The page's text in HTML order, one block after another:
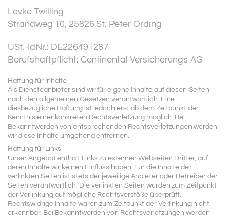
Levke Twilling
Strandweg 10, 25826 St. Peter-Ording
USt.-IdNr.: DE226491287
Berufshaftpflicht: Continental Versicherungs AG
Haftung für Inhalte
Als Diensteanbieter sind wir für eigene Inhalte auf diesen Seiten
nach den allgemeinen Gesetzen verantwortlich. Eine
diesbezügliche Haftung ist jedoch erst ab dem Zeitpunkt der
Kenntnis einer konkreten Rechtsverletzung möglich. Bei
Bekanntwerden von entsprechenden Rechtsverletzungen werden
wir diese Inhalte umgehend entfernen.
Haftung für Links
Unser Angebot enthält Links zu externen Webseiten Dritter, auf
deren Inhalte wir keinen Einfluss haben. Für die Inhalte der
verlinkten Seiten ist stets der jeweilige Anbieter oder Betreiber der
Seiten verantwortlich. Die verlinkten Seiten wurden zum Zeitpunkt
der Verlinkung auf mögliche Rechtsverstöße überprüft.
Rechtswidrige Inhalte waren zum Zeitpunkt der Verlinkung nicht
erkennbar. Bei Bekanntwerden von Rechtsverletzungen werden